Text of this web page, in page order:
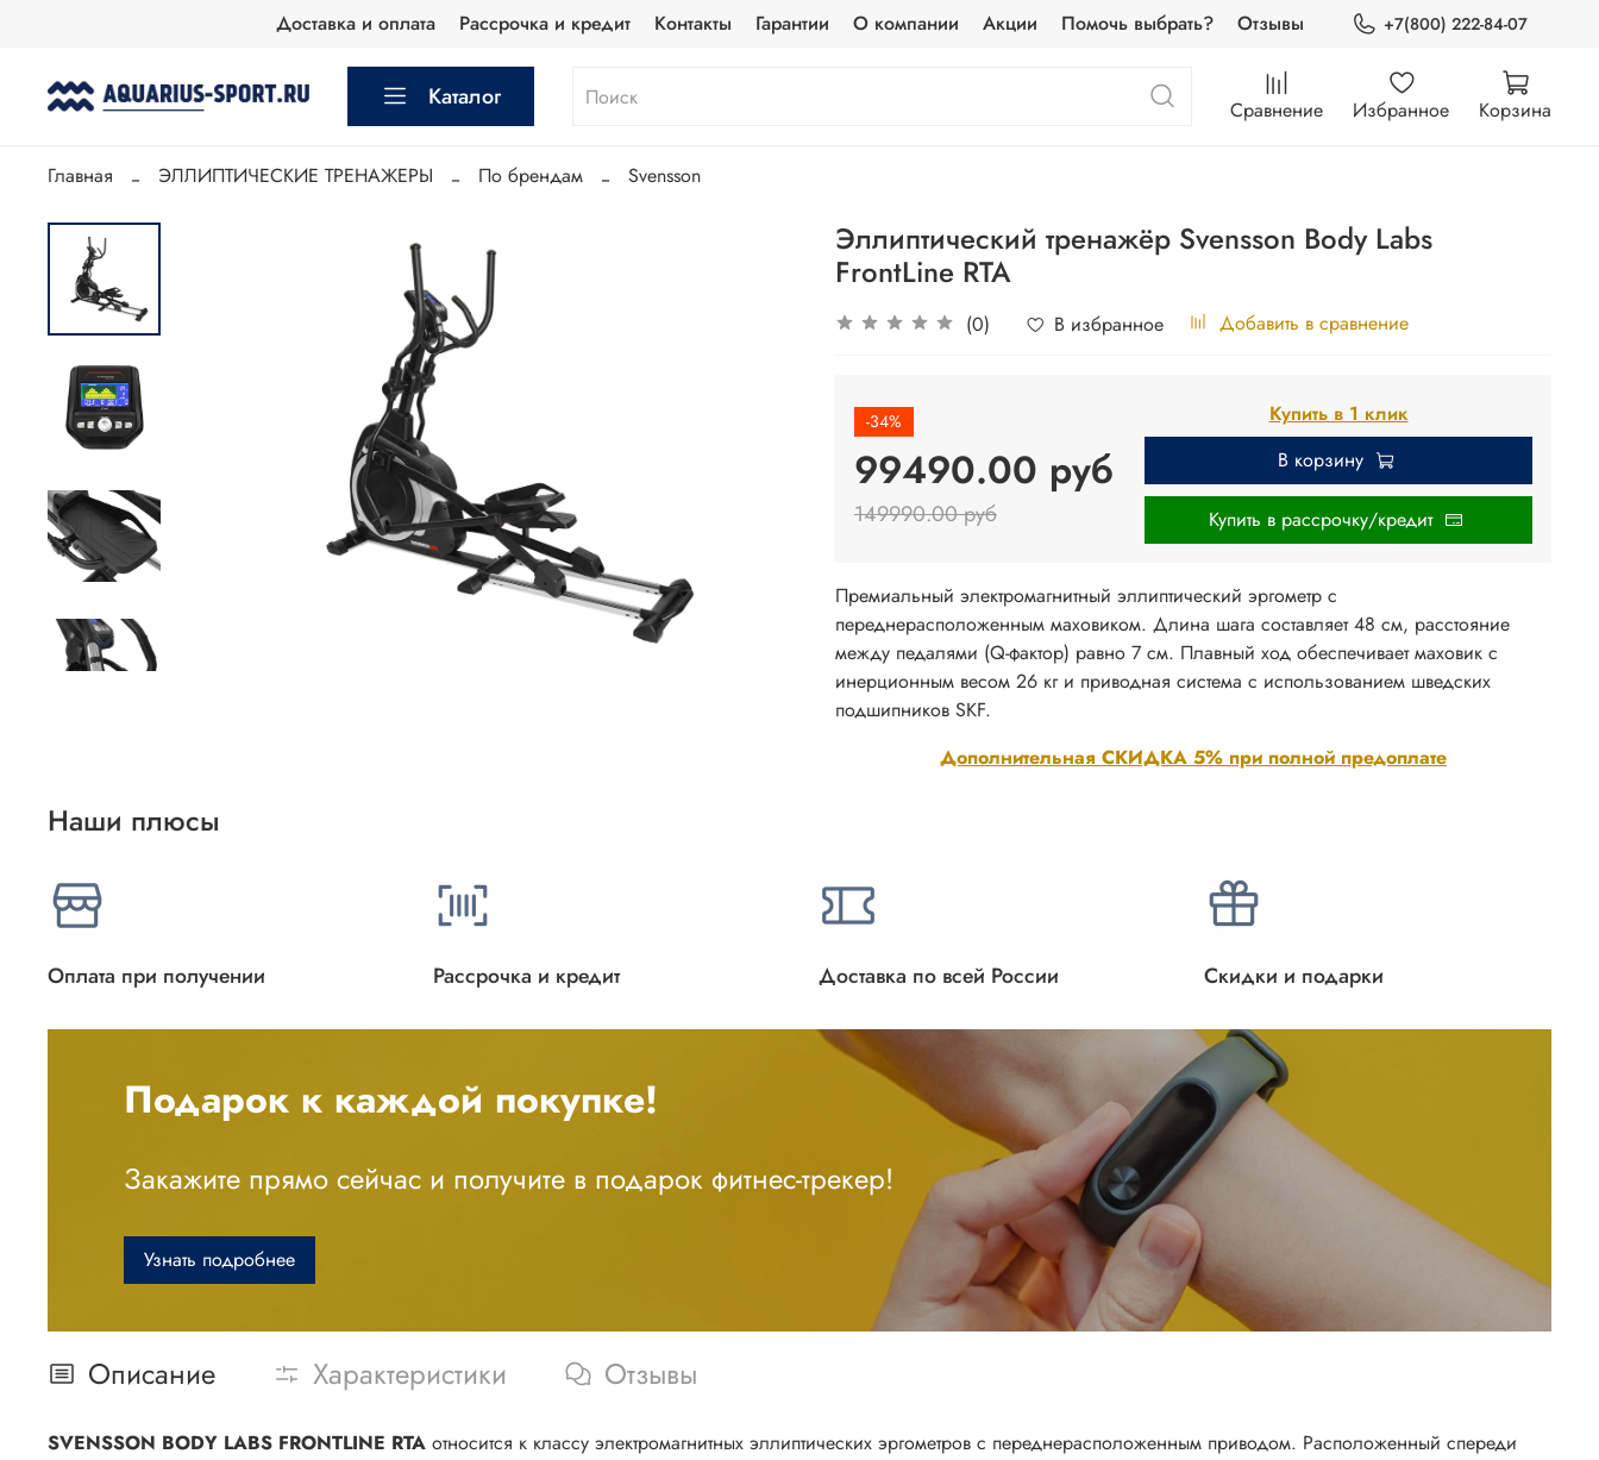
Доставка и оплата Рассрочка и кредит Контакты Гарантии О компании Акции Помочь выбрать? Отзывы +7(800) 222-84-07
Каталог Сравнение Избранное Корзина
Главная ЭЛЛИПТИЧЕСКИЕ ТРЕНАЖЕРЫ По брендам Svensson
Эллиптический тренажёр Svensson Body Labs
FrontLine RTA
(0) В избранное Добавить в сравнение
-34%
99490.00 руб
149990.00 руб
Купить в 1 клик
В корзину
Купить в рассрочку/кредит
Дополнительная СКИДКА 5% при полной предоплате
Премиальный электромагнитный эллиптический эргометр с
переднерасположенным маховиком. Длина шага составляет 48 см, расстояние
между педалями (Q-фактор) равно 7 см. Плавный ход обеспечивает маховик с
инерционным весом 26 кг и приводная система с использованием шведских
подшипников SKF.
Наши плюсы
Оплата при получении Рассрочка и кредит Доставка по всей России Скидки и подарки
Подарок к каждой покупке!
Закажите прямо сейчас и получите в подарок фитнес-трекер!
Узнать подробнее
Описание Характеристики Отзывы
SVENSSON BODY LABS FRONTLINE RTA относится к классу электромагнитных эллиптических эргометров с переднерасположенным приводом. Расположенный спереди